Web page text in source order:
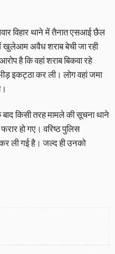
विहार थाने में तैनात एसआई छैल
में खुलेआम अवैध शराब बेची जा रही
है कि वहां शराब बिकवा रहे
इकट्ठा कर ली। लोग वहां जमा
किसी तरह मामले की सूचना थाने
हो गए। वरिष्ठ पुलिस
कर ली गई है। जल्द ही उनको